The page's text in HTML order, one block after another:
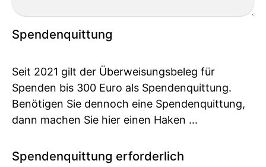
Spendenquittung
Seit 2021 gilt der Überweisungsbeleg für
Spenden bis 300 Euro als Spendenquittung.
Benötigen Sie dennoch eine Spendenquittung,
dann machen Sie hier einen Haken ...
Spendenquittung erforderlich